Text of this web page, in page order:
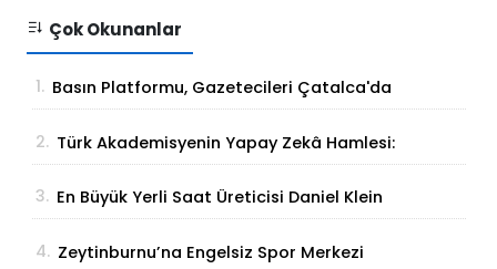
Çok Okunanlar
1. Basın Platformu, Gazetecileri Çatalca'da
2. Türk Akademisyenin Yapay Zekâ Hamlesi:
Parmak İzinden Kişiye Özel Analiz
3. En Büyük Yerli Saat Üreticisi Daniel Klein
4. Zeytinburnu’na Engelsiz Spor Merkezi